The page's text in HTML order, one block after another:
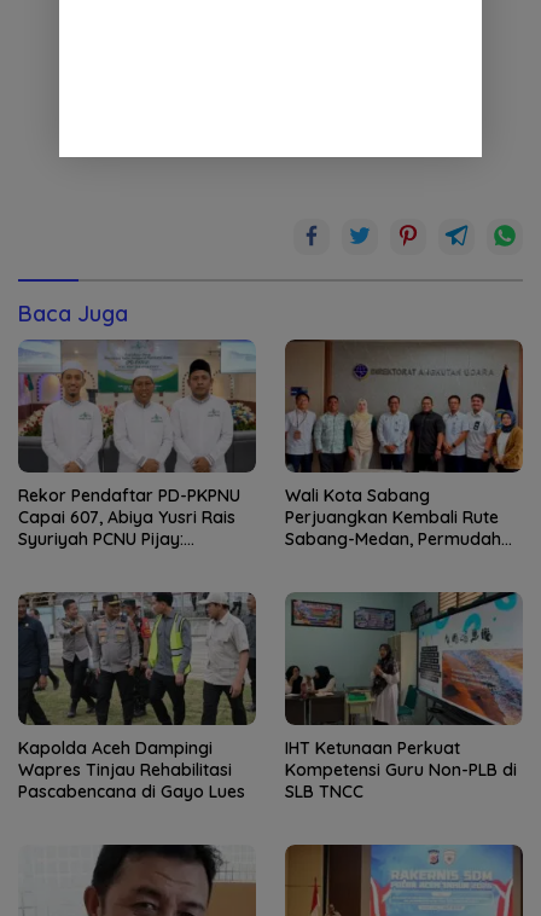
Baca Juga
Rekor Pendaftar PD-PKPNU
Capai 607, Abiya Yusri Rais
Syuriyah PCNU Pijay:
Wali Kota Sabang
Perjuangkan Kembali Rute
Sabang-Medan, Permudah
Kapolda Aceh Dampingi
Wapres Tinjau Rehabilitasi
Pascabencana di Gayo Lues
IHT Ketunaan Perkuat
Kompetensi Guru Non-PLB di
SLB TNCC